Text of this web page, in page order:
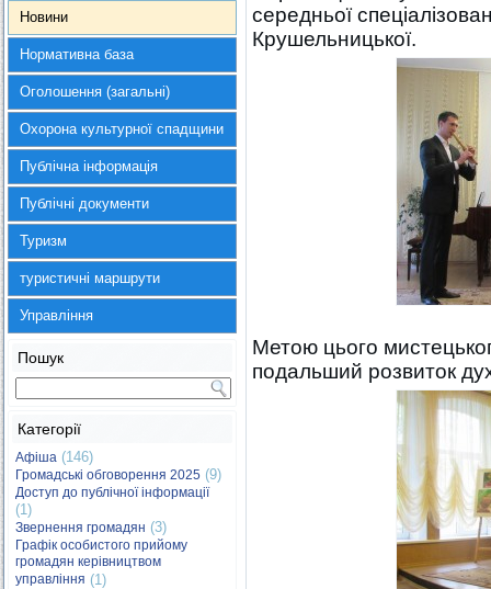
Новини
Нормативна база
Оголошення (загальні)
Охорона культурної спадщини
Публічна інформація
Публічні документи
Туризм
туристичні маршрути
Управління
Пошук
Категорії
Афіша (146)
Громадські обговорення 2025 (9)
Доступ до публічної інформації
(1)
Звернення громадян (3)
Графік особистого прийому
громадян керівництвом
управління (1)
середньої
Крушельницької.
Метою цього
подальший розвиток